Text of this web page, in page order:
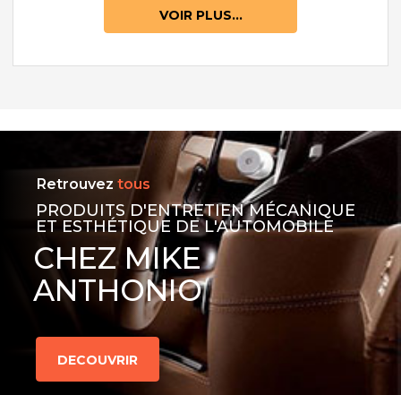
VOIR PLUS...
Retrouvez tous
PRODUITS D'ENTRETIEN MÉCANIQUE
ET ESTHÉTIQUE DE L'AUTOMOBILE
CHEZ MIKE
ANTHONIO
DECOUVRIR